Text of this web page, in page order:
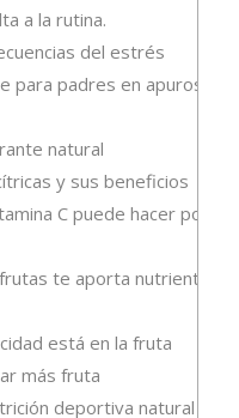
a la rutina.
del estrés
para padres en apuros, la
natural
y sus beneficios
C puede hacer por
te aporta nutrientes
está en la fruta
más fruta
deportiva natural